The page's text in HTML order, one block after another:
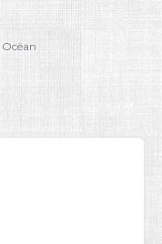
Océan